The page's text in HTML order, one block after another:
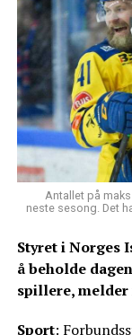
Antallet på
neste sesong. Det
Styret i Norges
å beholde
spillere,
Sport: